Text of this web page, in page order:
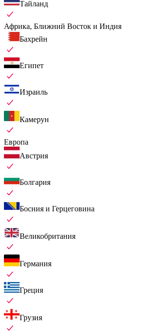
Тайланд
Африка, Ближний Восток и Индия
Бахрейн
Египет
Израиль
Камерун
Европа
Австрия
Болгария
Босния и Герцеговина
Великобритания
Германия
Греция
Грузия